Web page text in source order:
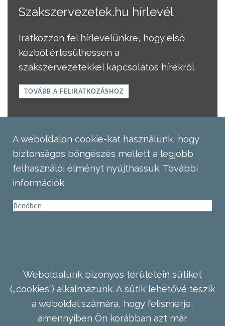
Szakszervezetek.hu hírlevél
Iratkozzon fel hírlevelünkre, hogy első
kézből értesülhessen a
szakszervezetekkel kapcsolatos hírekről.
TOVÁBB A FELIRATKOZÁSHOZ
A weboldalon cookie-kat használunk, hogy
biztonságos böngészés mellett a legjobb
felhasználói élményt nyújthassuk. További
információk
Rendben
Weboldalunk bizonyos területein sütiket
(„cookies”) alkalmazunk. A sütik lehetővé teszik
a weboldal számára, hogy felismerje,
amennyiben Ön korábban azt már